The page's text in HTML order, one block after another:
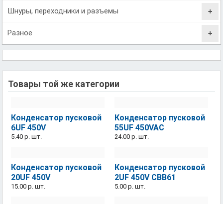
Шнуры, переходники и разъемы
Разное
Товары той же категории
Конденсатор пусковой
6UF 450V
5.40 р. шт.
Конденсатор пусковой
55UF 450VAC
24.00 р. шт.
Конденсатор пусковой
20UF 450V
15.00 р. шт.
Конденсатор пусковой
2UF 450V CBB61
5.00 р. шт.